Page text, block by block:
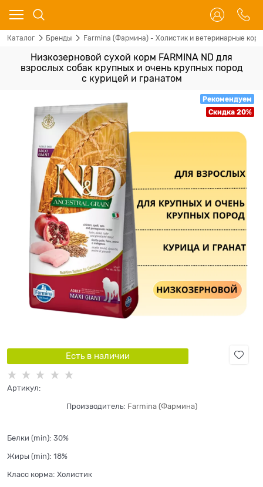
Каталог Бренды Farmina (Фармина) - Холистик и ветеринарные
Низкозерновой cухой корм FARMINA ND для
взрослых собак крупных и очень крупных пород
с курицей и гранатом
Рекомендуем
Скидка 20%
Есть в наличии
Артикул:
Производитель: Farmina (Фармина)
Белки (min): 30%
Жиры (min): 18%
Класс корма: Холистик